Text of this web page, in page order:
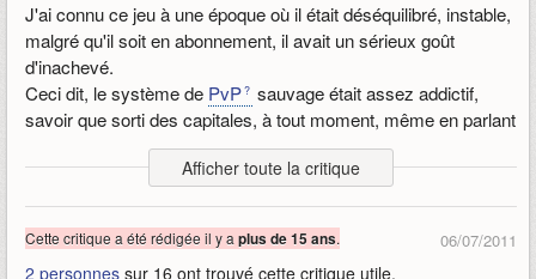
Voila, lePvE reste assez classique (tuer X mobs, ramasser,
retourpnj ) , je pratique très peu lePvP
donc je n'ai pas trop
d'avis dessus. A noter que le jeu est passé en
n'hésiter pas à vous faire votre propre idée.
Publié le 19/08/2011 17:59, modifié le 19/09/2013 10:21
J'ai connu ce jeu à une époque où il était déséquilibré, instable,
malgré qu'il soit en abonnement, il avait un sérieux goût
d'inachevé.
Ceci dit, le système de PvP
sauvage était assez addictif,
savoir que sorti des capitales, à tout moment, même en parlant
, un joueur hostile pouvait sortir de l'ombre pour te
faire la fête, rajoutait pas mal de piment à mon goût.
Mais même s'il était passionnant de ce coté, fallait s'accrocher
tellement le jeu était rédhibitoire globalement (surtout à cause
Afficher toute la critique
06/07/2011
Cette critique a été rédigée il y a plus de 15 ans.
2 personnes sur 16 ont trouvé cette critique utile.